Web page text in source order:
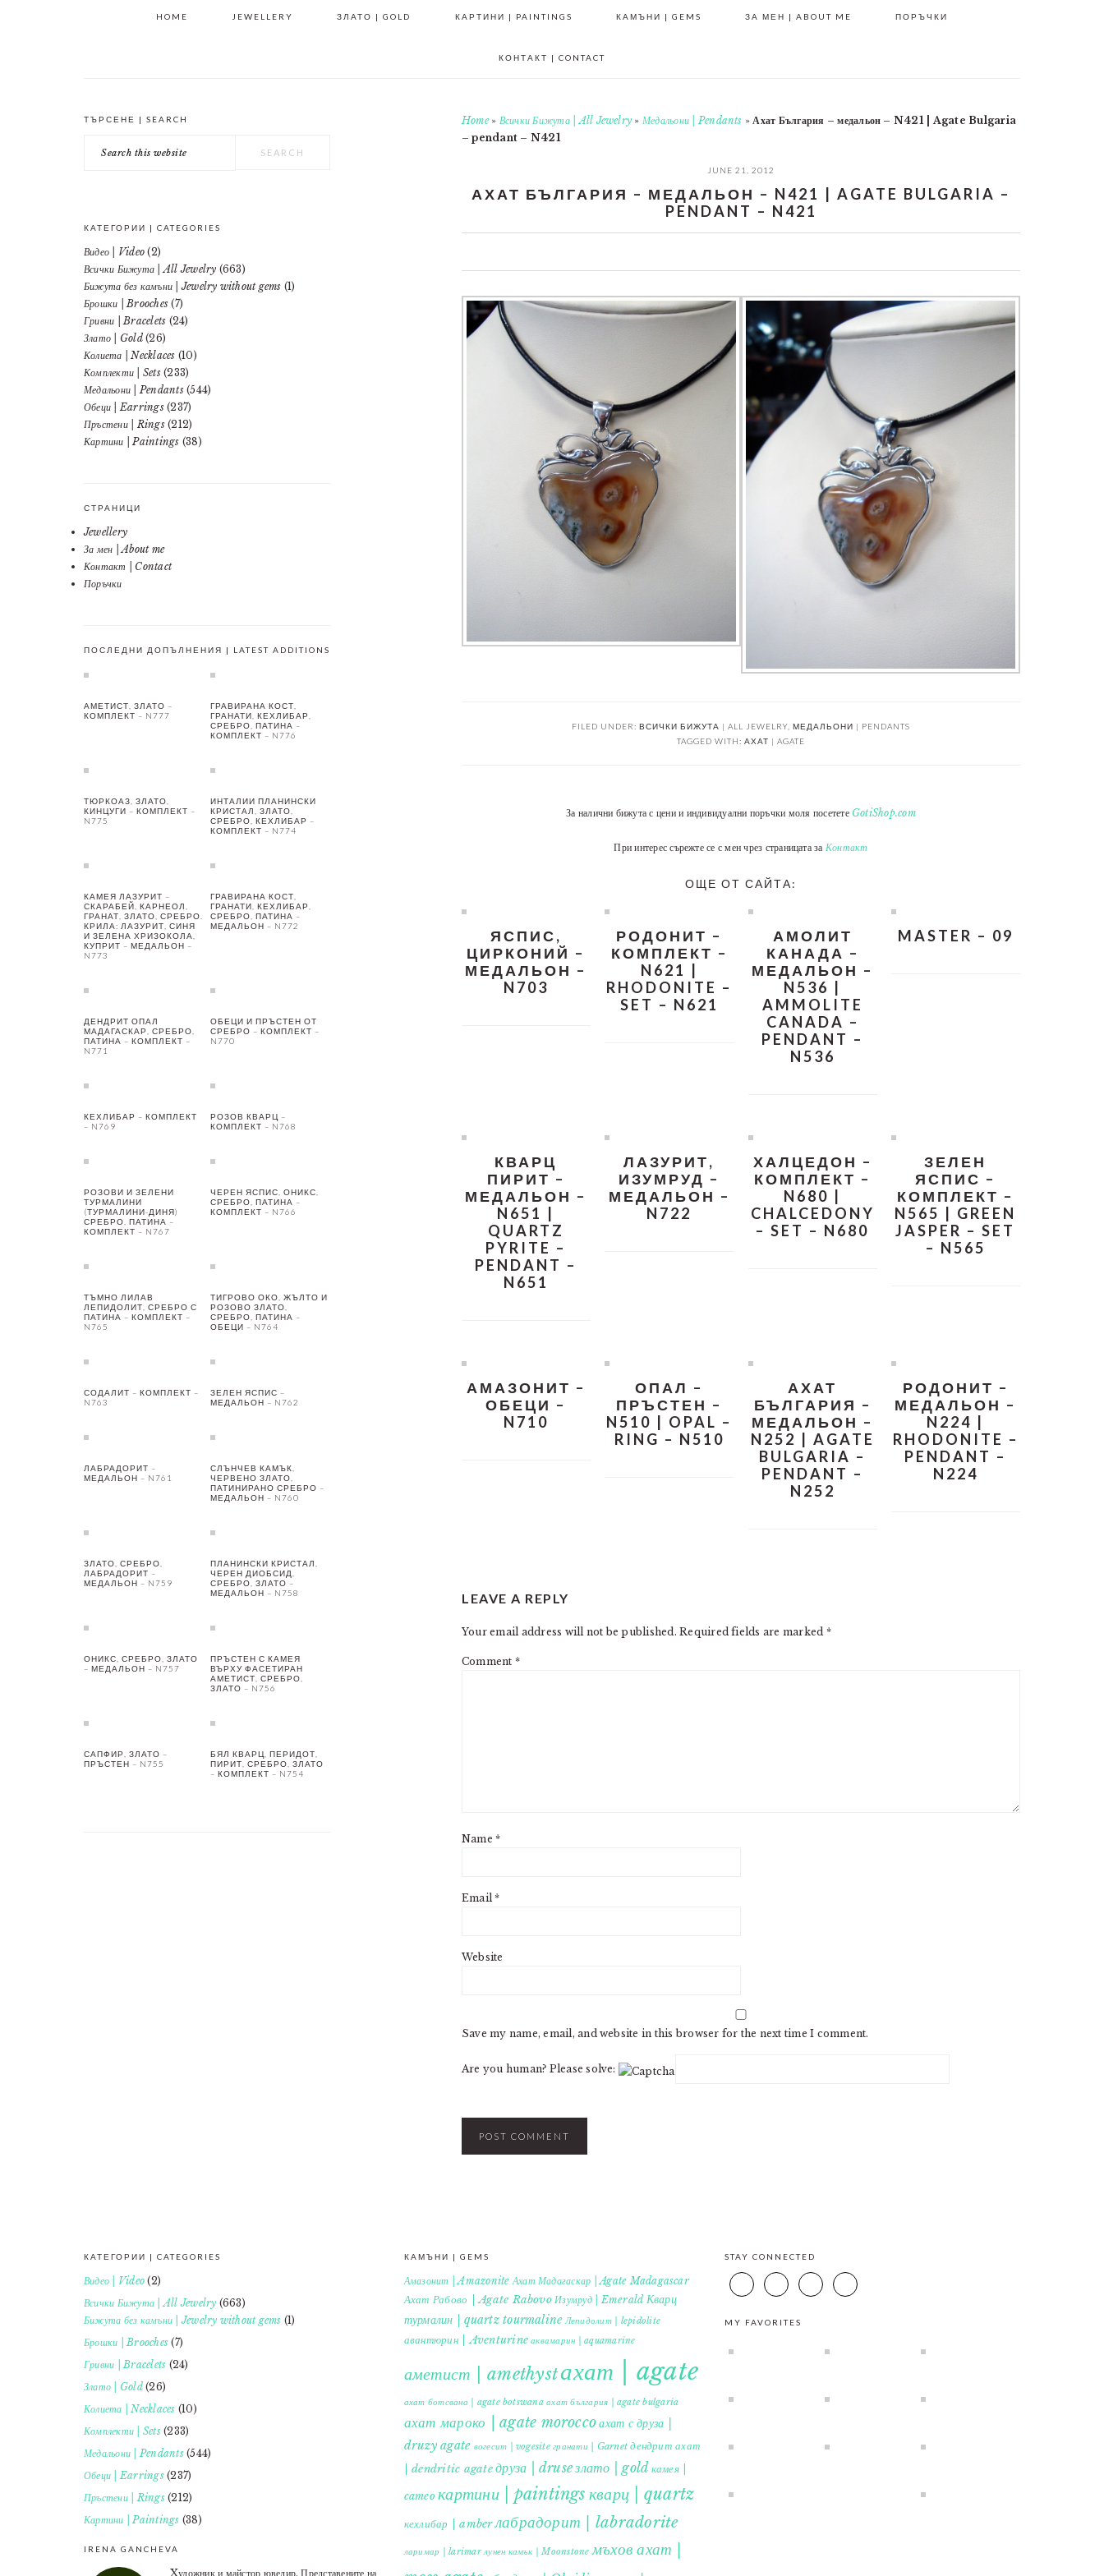
HOME JEWELLERY ЗЛАТО | GOLD КАРТИНИ | PAINTINGS КАМЪНИ | GEMS ЗА МЕН | ABOUT ME ПОРЪЧКИ
КОНТАКТ | CONTACT
Home» Всички Бижута | All Jewelry » Медальони | Pendants »Ахат България – медальон – N421 | Agate Bulgaria
– pendant – N421
JUNE 21, 2012
АХАТ БЪЛГАРИЯ – МЕДАЛЬОН – N421 | AGATE BULGARIA –
PENDANT – N421
FILED UNDER: ВСИЧКИ БИЖУТА | ALL JEWELRY МЕДАЛЬОНИ | PENDANTS
TAGGED WITH: АХАТ | AGATE
За налични бижута с цени и индивидуални поръчки моля посетете GotiShop.com
При интерес сърежте се с мен чрез страницата за Контакт
ОЩЕ ОТ САЙТА:
ЯСПИС,
ЦИРКОНИЙ –
МЕДАЛЬОН –
N703
РОДОНИТ –
КОМПЛЕКТ –
N621 |
RHODONITE –
SET – N621
АМОЛИТ
КАНАДА –
МЕДАЛЬОН –
N536 |
AMMOLITE
CANADA –
PENDANT –
N536
MASTER – 09
КВАРЦ
ПИРИТ –
МЕДАЛЬОН –
N651 |
QUARTZ
PYRITE –
PENDANT –
N651
ЛАЗУРИТ,
ИЗУМРУД –
МЕДАЛЬОН –
N722
ХАЛЦЕДОН –
КОМПЛЕКТ –
N680 |
CHALCEDONY
– SET – N680
ЗЕЛЕН
ЯСПИС –
КОМПЛЕКТ –
N565 | GREEN
JASPER – SET
– N565
АМАЗОНИТ –
ОБЕЦИ –
N710
ОПАЛ –
ПРЪСТЕН –
N510 | OPAL –
RING – N510
АХАТ
БЪЛГАРИЯ –
МЕДАЛЬОН –
N252 | AGATE
BULGARIA –
PENDANT –
N252
РОДОНИТ –
МЕДАЛЬОН –
N224 |
RHODONITE –
PENDANT –
N224
INTERACTIONS
LEAVE A REPLY
Your email address will not be published. Required fields are marked *
Comment *
Name*
Email*
Website
Save my name, email, and website in this browser for the next time I comment.
Are you human? Please solve:
PRIMARY
SIDEBAR
ТЪРСЕНЕ | SEARCH
this
КАТЕГОРИИ | CATEGORIES
Видео | Video (2)
Всички Бижута | All Jewelry (663)
Бижута без камъни | Jewelry without gems (1)
Брошки | Brooches (7)
Гривни | Bracelets (24)
Злато | Gold(26)
Колиета | Necklaces (10)
Комплекти | Sets(233)
Медальони | Pendants(544)
Обеци | Earrings(237)
Пръстени | Rings(212)
Картини | Paintings (38)
СТРАНИЦИ
Jewellery
За мен | About me
Контакт | Contact
Поръчки
ПОСЛЕДНИ ДОПЪЛНЕНИЯ | LATEST ADDITIONS
АМЕТИСТ, ЗЛАТО –
КОМПЛЕКТ – N777
ГРАВИРАНА КОСТ,
ГРАНАТИ, КЕХЛИБАР,
СРЕБРО, ПАТИНА –
КОМПЛЕКТ – N776
ТЮРКОАЗ, ЗЛАТО,
КИНЦУГИ – КОМПЛЕКТ –
N775
ИНТАЛИИ ПЛАНИНСКИ
КРИСТАЛ, ЗЛАТО,
СРЕБРО, КЕХЛИБАР –
КОМПЛЕКТ – N774
КАМЕЯ ЛАЗУРИТ –
СКАРАБЕЙ, КАРНЕОЛ,
ГРАНАТ, ЗЛАТО, СРЕБРО.
КРИЛА: ЛАЗУРИТ, СИНЯ
И ЗЕЛЕНА ХРИЗОКОЛА,
КУПРИТ – МЕДАЛЬОН –
N773
ГРАВИРАНА КОСТ,
ГРАНАТИ, КЕХЛИБАР,
СРЕБРО, ПАТИНА –
МЕДАЛЬОН – N772
ДЕНДРИТ ОПАЛ
МАДАГАСКАР, СРЕБРО,
ПАТИНА – КОМПЛЕКТ –
N771
ОБЕЦИ И ПРЪСТЕН ОТ
СРЕБРО – КОМПЛЕКТ –
N770
КЕХЛИБАР – КОМПЛЕКТ
– N769
РОЗОВ КВАРЦ –
КОМПЛЕКТ – N768
РОЗОВИ И ЗЕЛЕНИ
ТУРМАЛИНИ
(ТУРМАЛИНИ-ДИНЯ)
СРЕБРО, ПАТИНА –
КОМПЛЕКТ – N767
ЧЕРЕН ЯСПИС, ОНИКС,
СРЕБРО, ПАТИНА –
КОМПЛЕКТ – N766
ТЪМНО ЛИЛАВ
ЛЕПИДОЛИТ, СРЕБРО С
ПАТИНА – КОМПЛЕКТ –
N765
ТИГРОВО ОКО, ЖЪЛТО И
РОЗОВО ЗЛАТО,
СРЕБРО, ПАТИНА –
ОБЕЦИ – N764
СОДАЛИТ – КОМПЛЕКТ –
N763
ЗЕЛЕН ЯСПИС –
МЕДАЛЬОН – N762
ЛАБРАДОРИТ –
МЕДАЛЬОН – N761
СЛЪНЧЕВ КАМЪК,
ЧЕРВЕНО ЗЛАТО,
ПАТИНИРАНО СРЕБРО –
МЕДАЛЬОН – N760
ЗЛАТО, СРЕБРО,
ЛАБРАДОРИТ –
МЕДАЛЬОН – N759
ПЛАНИНСКИ КРИСТАЛ,
ЧЕРЕН ДИОБСИД,
СРЕБРО, ЗЛАТО –
МЕДАЛЬОН – N758
ОНИКС, СРЕБРО, ЗЛАТО
– МЕДАЛЬОН – N757
ПРЪСТЕН С КАМЕЯ
ВЪРХУ ФАСЕТИРАН
АМЕТИСТ, СРЕБРО,
ЗЛАТО – N756
САПФИР, ЗЛАТО –
ПРЪСТЕН – N755
БЯЛ КВАРЦ, ПЕРИДОТ,
ПИРИТ, СРЕБРО, ЗЛАТО
– КОМПЛЕКТ – N754
КАТЕГОРИИ | CATEGORIES
Видео | Video (2)
Всички Бижута | All Jewelry (663)
Бижута без камъни | Jewelry without gems (1)
Брошки | Brooches (7)
Гривни | Bracelets (24)
Злато | Gold(26)
Колиета | Necklaces (10)
Комплекти | Sets(233)
Медальони | Pendants(544)
Обеци | Earrings(237)
Пръстени | Rings(212)
Картини | Paintings (38)
IRENA GANCHEVA
Xудожник и майстор ювелир. Представените на
КАМЪНИ | GEMS
Амазонит | Amazonite Ахат Мадагаскар | Agate Madagascar
Ахат Рабово | Agate Rabovo Изумруд | Emerald Кварц
турмалин | quartz tourmaline Лепидолит | lepidolite
авантюрин | Aventurine аквамарин | aquamarine
аметист | amethystахат | agate
ахат ботсвана | agate botswana ахат българия | agate bulgaria
ахат мароко | agate moroccoахат с друза |
druzy agate вогесит | vogesite гранати | Garnet дендрит ахат
| dendritic agateдруза | druseзлато | gold камея |
cameo картини | paintings кварц | quartz
кехлибар | amberлабрадорит | labradorite
ларимар | larimar лунен камък | Moonstone мъхов ахат |
STAY CONNECTED
MY FAVORITES